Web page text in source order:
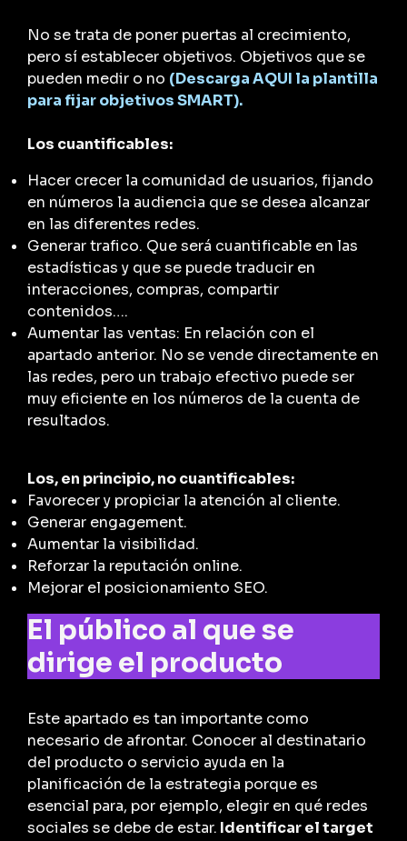
No se trata de poner puertas al crecimiento,
pero sí establecer objetivos. Objetivos que se
pueden medir o no (Descarga AQUI la plantilla
para fijar objetivos SMART).
Los cuantificables:
Hacer crecer la comunidad de usuarios, fijando
en números la audiencia que se desea alcanzar
en las diferentes redes.
Generar trafico. Que será cuantificable en las
estadísticas y que se puede traducir en
interacciones, compras, compartir
contenidos….
Aumentar las ventas: En relación con el
apartado anterior. No se vende directamente en
las redes, pero un trabajo efectivo puede ser
muy eficiente en los números de la cuenta de
resultados.
Los, en principio, no cuantificables:
Favorecer y propiciar la atención al cliente.
Generar engagement.
Aumentar la visibilidad.
Reforzar la reputación online.
Mejorar el posicionamiento SEO.
El público al que se
dirige el producto
Este apartado es tan importante como
necesario de afrontar. Conocer al destinatario
del producto o servicio ayuda en la
planificación de la estrategia porque es
esencial para, por ejemplo, elegir en qué redes
sociales se debe de estar. Identificar el target